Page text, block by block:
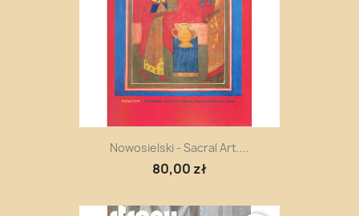
Nowosielski - Sacral Art....
80,00 zł